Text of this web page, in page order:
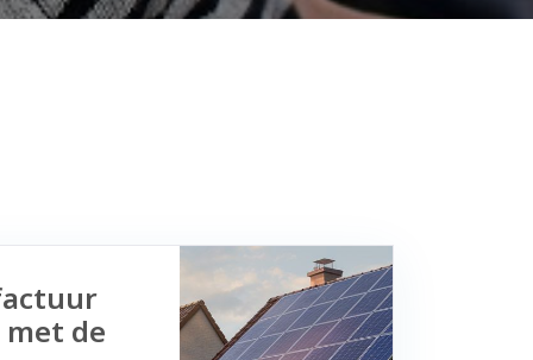
de